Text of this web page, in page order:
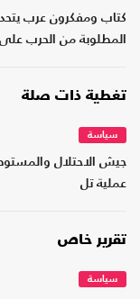
كتاب ومفكرون عرب
المطلوبة من الحرب
تغطية ذات صلة
سياسة
جيش الاحتلال
عملية تل
تقرير خاص
سياسة